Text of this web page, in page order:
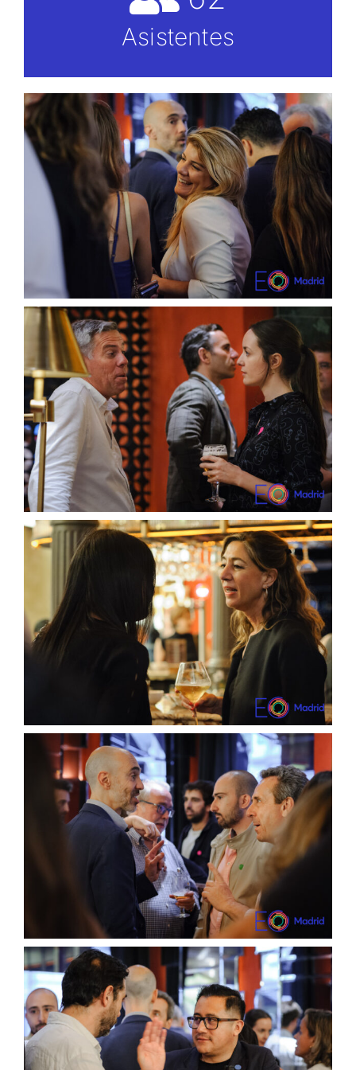
Asistentes